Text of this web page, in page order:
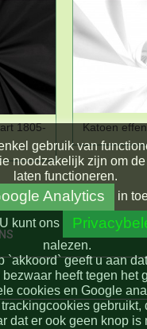
1805-
Katoen
gebruik van
noodzakelijk zijn om
laten functioneren.
Analytics
in
U kunt ons
nalezen.
`akkoord` geeft u aan
heeft tegen het
cookies en Google
gebruikt,
dat er ook geen knop is